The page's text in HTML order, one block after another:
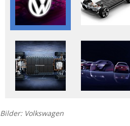
Bilder: Volkswagen